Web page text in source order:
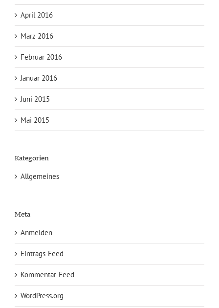
April 2016
März 2016
Februar 2016
Januar 2016
Juni 2015
Mai 2015
Kategorien
Allgemeines
Meta
Anmelden
Eintrags-Feed
Kommentar-Feed
WordPress.org